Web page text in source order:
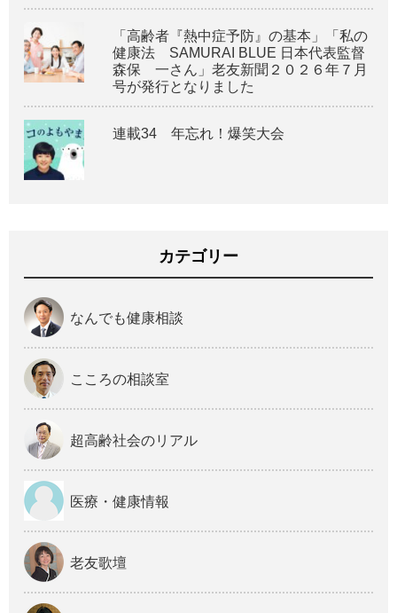
「高齢者『熱中症予防』の基本」「私の
健康法 SAMURAI BLUE 日本代表監督
森保 一さん」老友新聞２０２６年７月
号が発行となりました
連載34 年忘れ！爆笑大会
カテゴリー
なんでも健康相談
こころの相談室
超高齢社会のリアル
医療・健康情報
老友歌壇